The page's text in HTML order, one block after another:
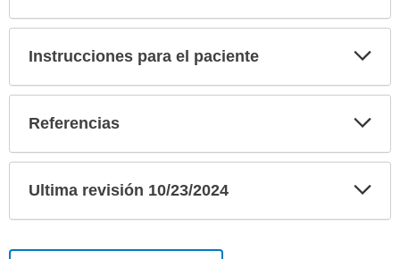
Instrucciones para el paciente
Referencias
Ultima revisión 10/23/2024